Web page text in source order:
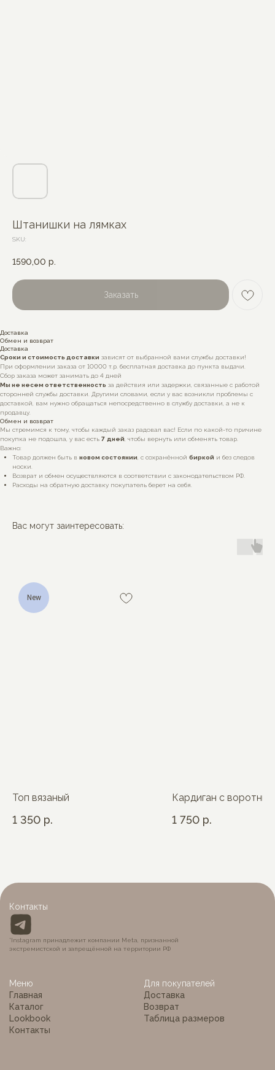
Штанишки на лямках
SKU:
1590,00 р.
Заказать
Доставка
Обмен и возврат
Доставка
Сроки и стоимость доставки зависят от выбранной вами службы доставки!
При оформлении заказа от 10000 т.р. бесплатная доставка до пункта выдачи.
Сбор заказа может занимать до 4 дней
Мы не несем ответственность за действия или задержки, связанные с работой
сторонней службы доставки. Другими словами, если у вас возникли проблемы с
доставкой, вам нужно обращаться непосредственно в службу доставки, а не к
продавцу.
Обмен и возврат
Мы стремимся к тому, чтобы каждый заказ радовал вас! Если по какой-то причине
покупка не подошла, у вас есть 7 дней , чтобы вернуть или обменять товар.
Важно:
Товар должен быть в новом состоянии , с сохранённой биркой и без следов
носки.
Возврат и обмен осуществляются в соответствии с законодательством РФ.
Расходы на обратную доставку покупатель берет на себя.
Вас могут заинтересовать:
New
Топ вязаный
1 350 р.
Кардиган с
1 750 р.
Меню
Главная
Каталог
Lookbook
Контакты
Для покупателей
Доставка
Возврат
Таблица размеров
Контакты
*Instagram принадлежит компании Meta, признанной
экстремистской и запрещённой на территории РФ